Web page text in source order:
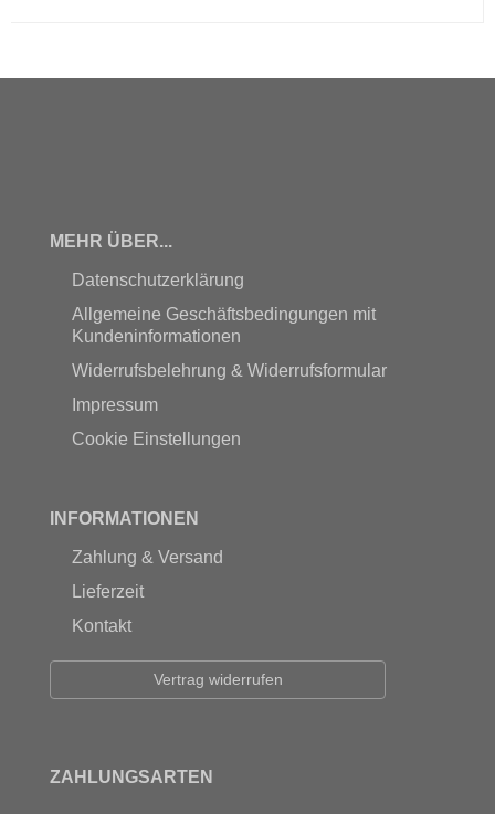
MEHR ÜBER...
Datenschutzerklärung
Allgemeine Geschäftsbedingungen mit
Kundeninformationen
Widerrufsbelehrung & Widerrufsformular
Impressum
Cookie Einstellungen
INFORMATIONEN
Zahlung & Versand
Lieferzeit
Kontakt
Vertrag widerrufen
ZAHLUNGSARTEN